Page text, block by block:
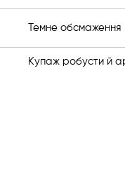
Темне обсмаження
Купаж робусти й